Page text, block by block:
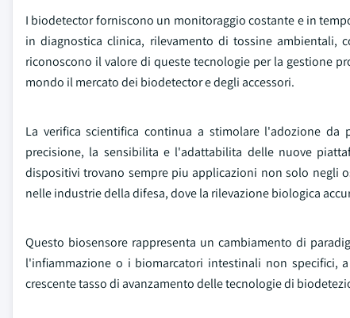
I biodetector forniscono un monitoraggio costante e in
in diagnostica clinica, rilevamento di tossine
riconoscono il valore di queste tecnologie per la gestione
mondo il mercato dei biodetector e degli accessori.
La verifica scientifica continua a stimolare l'adozione
precisione, la sensibilita e l'adattabilita delle nuove
dispositivi trovano sempre piu applicazioni non solo negli
nelle industrie della difesa, dove la rilevazione biologica
Questo biosensore rappresenta un cambiamento di
l'infiammazione o i biomarcatori intestinali non specifici,
crescente tasso di avanzamento delle tecnologie di